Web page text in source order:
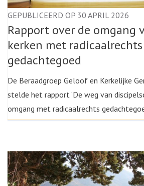
GEPUBLICEERD OP 30 APRIL 2026
Rapport over de omgang
kerken met radicaalrechts
gedachtegoed
De Beraadgroep Geloof en Kerkelijke
stelde het rapport ‘De weg van
omgang met radicaalrechts